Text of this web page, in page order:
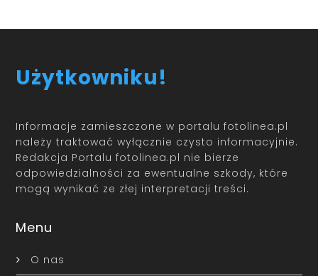
Użytkowniku!
Informacje zamieszczone w portalu fotolinea.pl
należy traktować wyłącznie czysto informacyjnie.
Redakcja Portalu fotolinea.pl nie bierze
odpowiedzialności za ewentualne szkody, które
mogą wynikać ze złej interpretacji treści.
Menu
O nas